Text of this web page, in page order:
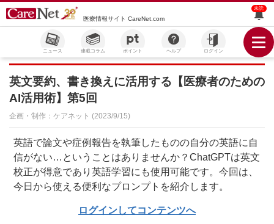
医療情報サイト CareNet.com
未読
ニュース 連載コラム ポイント ヘルプ ログイン
英文要約、書き換えに活用する【医療者のための
AI活用術】第5回
企画・制作：ケアネット (2023/9/15)
英語で論文や症例報告を執筆したものの自分の英語に自
信がない…ということはありませんか？ChatGPTは英文
校正が得意であり英語学習にも使用可能です。今回は、
今日から使える便利なプロンプトを紹介します。
ログインしてコンテンツへ